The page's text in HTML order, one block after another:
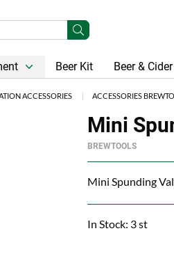
Beer Kit Beer & Cider
ACCESSORIES ACCESSORIES
Mini
BREWTOOLS
Mini Spunding
In Stock: 3 st